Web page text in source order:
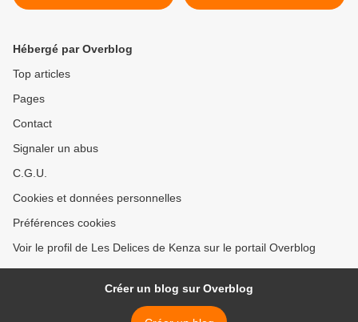
Hébergé par Overblog
Top articles
Pages
Contact
Signaler un abus
C.G.U.
Cookies et données personnelles
Préférences cookies
Voir le profil de Les Delices de Kenza sur le portail Overblog
Créer un blog sur Overblog